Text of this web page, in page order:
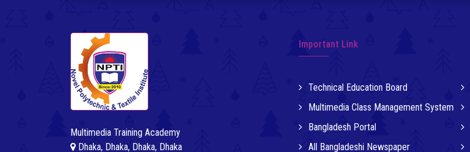
Multimedia Training Academy
Dhaka, Dhaka, Dhaka, Dhaka
Important Link
Technical Education Board
Multimedia Class Management System
Bangladesh Portal
All Bangladeshi Newspaper